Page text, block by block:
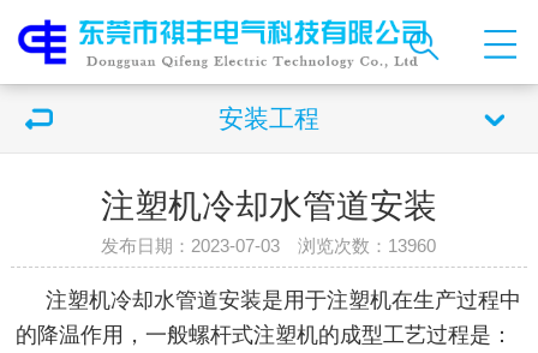
安装工程
注塑机冷却水管道安装
发布日期：2023-07-03 浏览次数： 13960
注塑机冷却水管道安装是用于注塑机在生产过程中
的降温作用，一般螺杆式注塑机的成型工艺过程是：